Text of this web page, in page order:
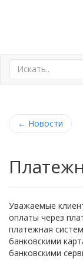
← Новости
Уважаемые
оплаты через
платежная
банковскими
банковскими